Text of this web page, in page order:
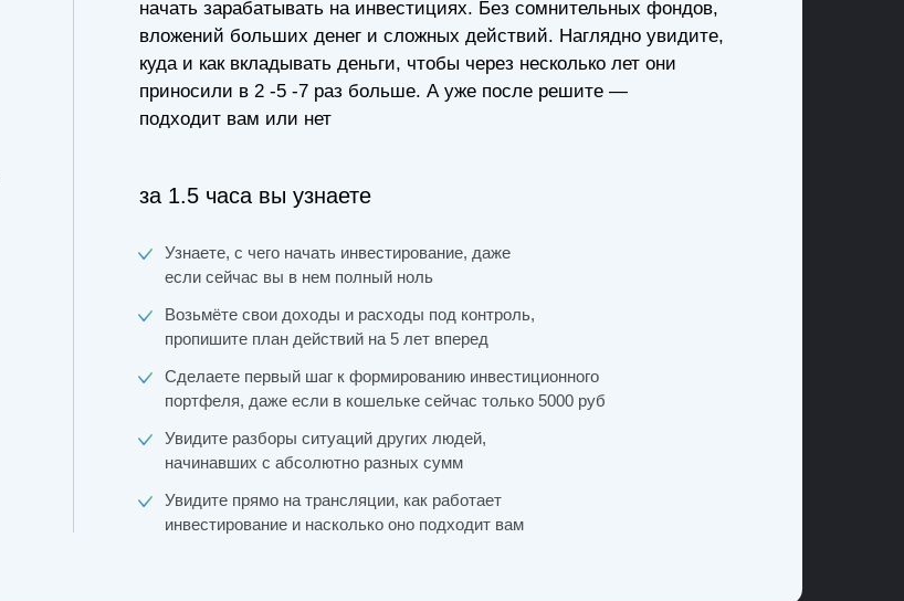
за 1.5 часа вы узнаете
начать зарабатывать на инвестициях. Без сомнительных фондов,
вложений больших денег и сложных действий. Наглядно увидите,
куда и как вкладывать деньги, чтобы через несколько лет они
приносили в 2 -5 -7 раз больше. А уже после решите —
подходит вам или нет
Узнаете, с чего начать инвестирование, даже
если сейчас вы в нем полный ноль
Возьмёте свои доходы и расходы под контроль,
пропишите план действий на 5 лет вперед
Сделаете первый шаг к формированию инвестиционного
портфеля, даже если в кошельке сейчас только 5000 руб
Увидите разборы ситуаций других людей,
начинавших с абсолютно разных сумм
Увидите прямо на трансляции, как работает
инвестирование и насколько оно подходит вам